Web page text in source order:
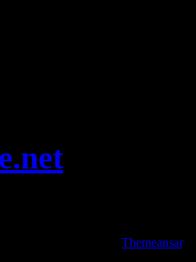
Themeansar.